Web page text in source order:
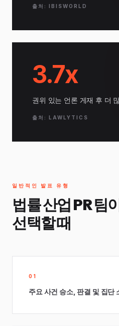
출처: IBISWORLD
3.7x
권위 있는 언론 게재 후 더
출처: LAWLYTICS
일반적인 발표 유형
법률 산업 PR 팀
선택할 때
01
주요 사건 승소, 판결 및 집단